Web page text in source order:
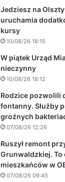
Jedziesz na
uruchamia
kursy
10/08/26 18:15
W piątek Urząd
nieczynny
10/08/26 18:12
Rodzice pozwolili
fontanny. Służby
groźnych
07/08/26 12:26
Ruszył remont
Grunwaldzkiej. To
mieszkańców w
07/08/26 09:45